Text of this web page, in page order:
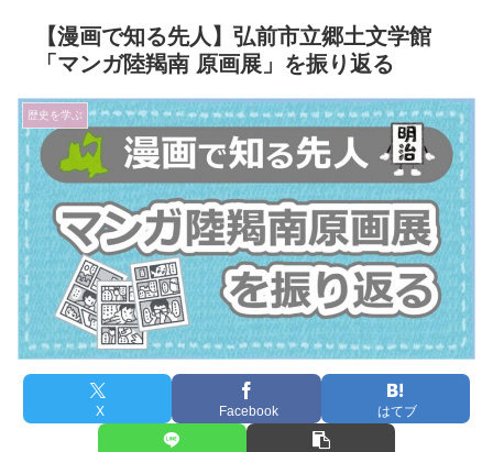
【漫画で知る先人】弘前市立郷土文学館
「マンガ陸羯南 原画展」を振り返る
歴史を学ぶ
X Facebook はてブ